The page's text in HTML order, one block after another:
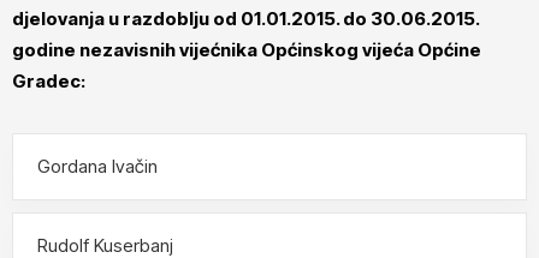
djelovanja u razdoblju od 01.01.2015. do 30.06.2015.
godine nezavisnih vijećnika Općinskog vijeća Općine
Gradec:
Gordana Ivačin
Rudolf Kuserbanj